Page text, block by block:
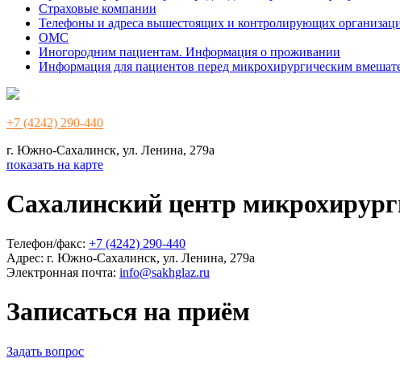
Страховые компании
Телефоны и адреса вышестоящих и контролирующих
ОМС
Иногородним пациентам. Информация о проживании
Информация для пациентов перед микрохирургическим
+7 (4242) 290-440
г. Южно-Сахалинск, ул. Ленина, 279а
показать на карте
Сахалинский центр
Телефон/факс: +7 (4242) 290-440
Адрес: г. Южно-Сахалинск, ул. Ленина, 279а
Электронная почта: info@sakhglaz.ru
Записаться на приём
Задать вопрос